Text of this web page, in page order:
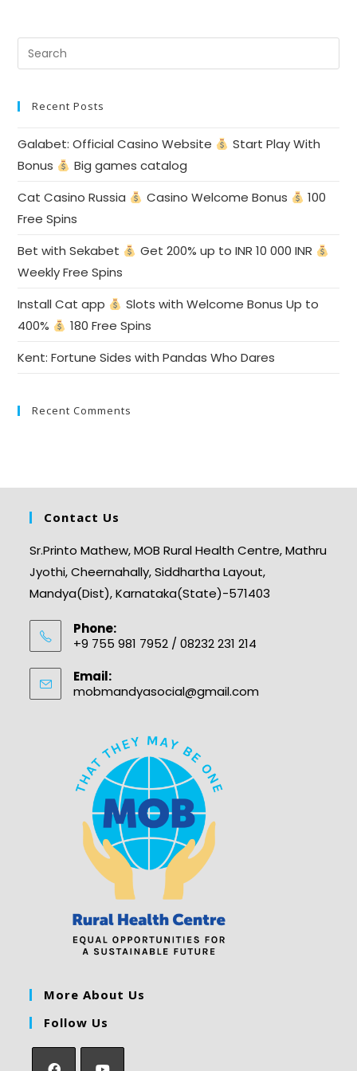
вулкан​
с мгновенными выплатами Стабильноеказино вулкан
с программой лояльности Развлекательное
с живыми дилерами Успешноеигровые автоматы вулкан
платинум​
с музыкальным сопровождением Современное
русский
вулкан автоматы
с мультивалютой
Recent Posts
Galabet: Official Casino Website
Start Play With
Bonus
Big games catalog
Cat Casino Russia
Casino Welcome Bonus
100
Free Spins
Bet with Sekabet
Get 200% up to INR 10 000 INR
Weekly Free Spins
Install Cat app
Slots with Welcome Bonus Up to
400%
180 Free Spins
Kent: Fortune Sides with Pandas Who Dares
Recent Comments
Contact Us
Sr.Printo Mathew, MOB Rural Health Centre, Mathru
Jyothi, Cheernahally, Siddhartha Layout,
Mandya(Dist), Karnataka(State)-571403
Phone:
+9 755 981 7952 / 08232 231 214
Email:
mobmandyasocial@gmail.com
More About Us
Follow Us